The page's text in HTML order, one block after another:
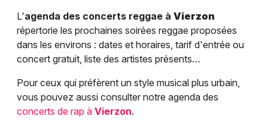
L'agenda des concerts reggae à Vierzon
répertorie les prochaines soirées reggae proposées
dans les environs : dates et horaires, tarif d'entrée ou
concert gratuit, liste des artistes présents…
Pour ceux qui préfèrent un style musical plus urbain,
vous pouvez aussi consulter notre agenda des
concerts de rap à Vierzon.